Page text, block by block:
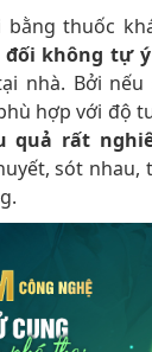
bằng thuốc
không tự
nhà. Bởi
hợp với độ
quả rất
sót nhau,